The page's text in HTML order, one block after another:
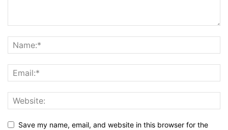
Save my name, email, and website in this browser for the